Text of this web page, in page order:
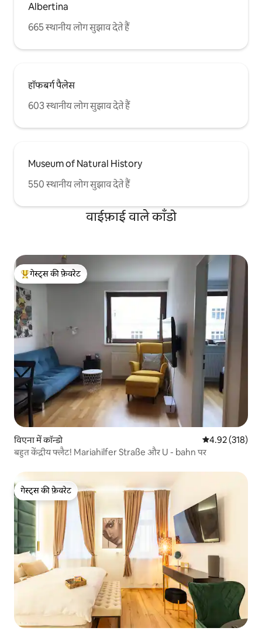
Albertina
665 स्थानीय लोग सुझाव देते हैं
हॉफबर्ग पैलेस
603 स्थानीय लोग सुझाव देते हैं
Museum of Natural History
550 स्थानीय लोग सुझाव देते हैं
वाईफ़ाई वाले काँडो
गेस्ट्स का टॉप फ़ेवरेट
गेस्ट्स की फ़ेवरेट
विएना में कॉन्डो औसत रेटिंग 5 में से
4.92 (318)
बहुत केंद्रीय फ्लैट! Mariahilfer Straße और U - bahn पर
गेस्ट्स की फ़ेवरेट
गेस्ट्स की फ़ेवरेट